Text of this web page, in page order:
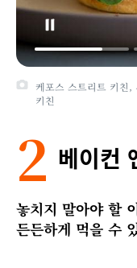
케포스 스트리트 키친
키친
2 베이컨
놓치지 말아야 할
든든하게 먹을 수